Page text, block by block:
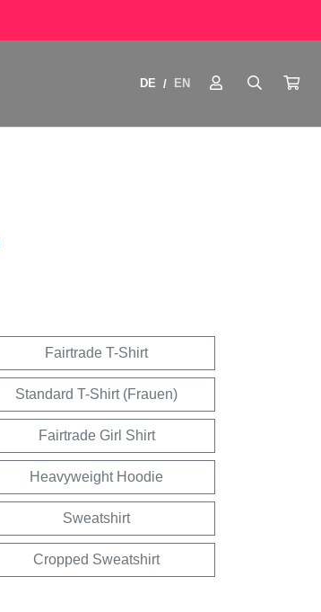
DE / EN
Fairtrade T-Shirt
Standard T-Shirt (Frauen)
Fairtrade Girl Shirt
Heavyweight Hoodie
Sweatshirt
Cropped Sweatshirt